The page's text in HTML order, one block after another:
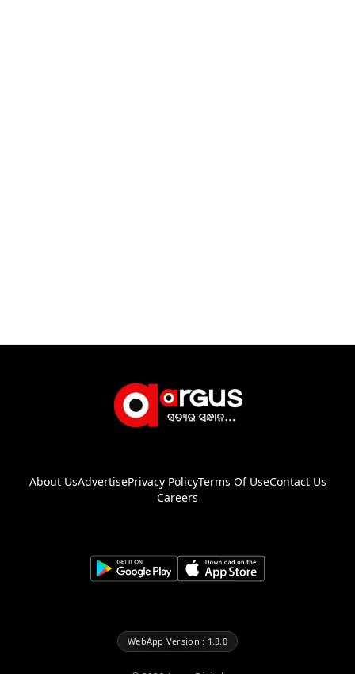
About UsAdvertisePrivacy PolicyTerms Of UseContact Us
Careers
WebApp Version : 1.3.0